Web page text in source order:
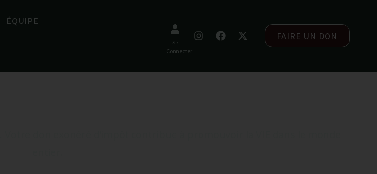
Se
Connecter
FAIRE UN DON
ÉQUIPE